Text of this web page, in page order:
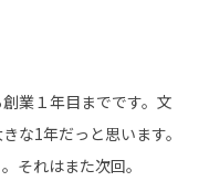
業１年目までです。文
な1年だっと思います。
それはまた次回。